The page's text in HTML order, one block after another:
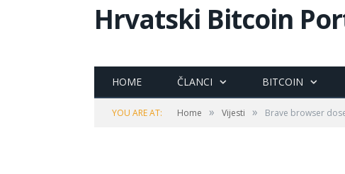
Hrvatski Bitcoin
HOME ČLANCI BITCOIN
YOU ARE AT: Home » Vijesti » Brave browser